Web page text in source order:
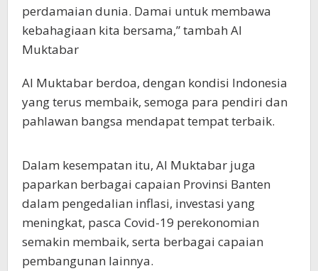
perdamaian dunia. Damai untuk membawa
kebahagiaan kita bersama,” tambah Al
Muktabar
Al Muktabar berdoa, dengan kondisi Indonesia
yang terus membaik, semoga para pendiri dan
pahlawan bangsa mendapat tempat terbaik.
Dalam kesempatan itu, Al Muktabar juga
paparkan berbagai capaian Provinsi Banten
dalam pengedalian inflasi, investasi yang
meningkat, pasca Covid-19 perekonomian
semakin membaik, serta berbagai capaian
pembangunan lainnya.